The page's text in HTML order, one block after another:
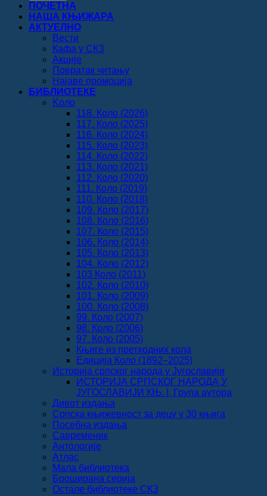
ПОЧЕТНА
НАША КЊИЖАРА
АКТУЕЛНО
Вести
Кафа у СКЗ
Акције
Повратак читању
Најаве промоција
БИБЛИОТЕКЕ
Koло
118. Коло (2026)
117. Коло (2025)
116. Коло (2024)
115. Коло (2023)
114. Коло (2022)
113. Коло (2021)
112. Коло (2020)
111. Коло (2019)
110. Коло (2018)
109. Коло (2017)
108. Коло (2016)
107. Коло (2015)
106. Коло (2014)
105. Коло (2013)
104. Коло (2012)
103 Коло (2011)
102. Коло (2010)
101. Коло (2009)
100. Коло (2008)
99. Коло (2007)
98. Коло (2006)
97. Коло (2005)
Књиге из претходних кола
Едиција Коло (1892‒2025)
Историја српског народа у Југославији
ИСТОРИЈА СРПСКОГ НАРОДА У
ЈУГОСЛАВИЈИ КЊ. I, Група аутора
Дивот издања
Српска књижевност за децу у 30 књига
Посебна издања
Савременик
Антологије
Атлас
Мала библиотека
Броширана серија
Остале библиотеке СКЗ